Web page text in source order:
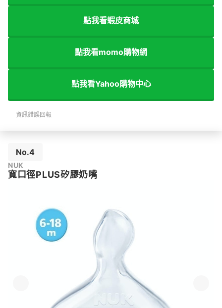
點我看蝦皮商城
點我看momo購物網
點我看Yahoo購物中心
資訊錯誤回報
No.4
NUK
寬口徑PLUS矽膠奶嘴